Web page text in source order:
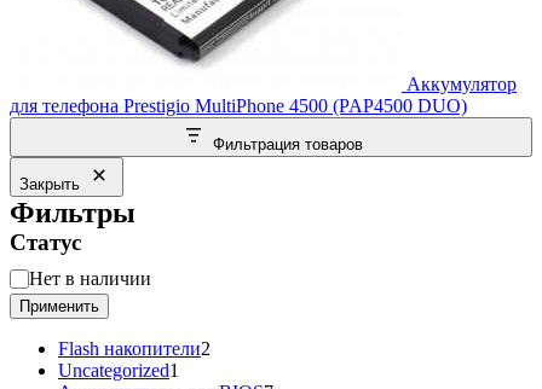
Аккумулятор
для телефона Prestigio MultiPhone 4500 (PAP4500 DUO)
Фильтрация товаров
Закрыть
Фильтры
Статус
Статус
Нет в наличии
Применить
Flash накопители2
Uncategorized1